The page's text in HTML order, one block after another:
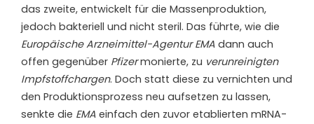
das zweite, entwickelt für die Massenproduktion,
jedoch bakteriell und nicht steril. Das führte, wie die
Europäische Arzneimittel-Agentur EMA dann auch
offen gegenüber Pfizermonierte, zu verunreinigten
Impfstoffchargen. Doch statt diese zu vernichten und
den Produktionsprozess neu aufsetzen zu lassen,
senkte die EMA einfach den zuvor etablierten mRNA-